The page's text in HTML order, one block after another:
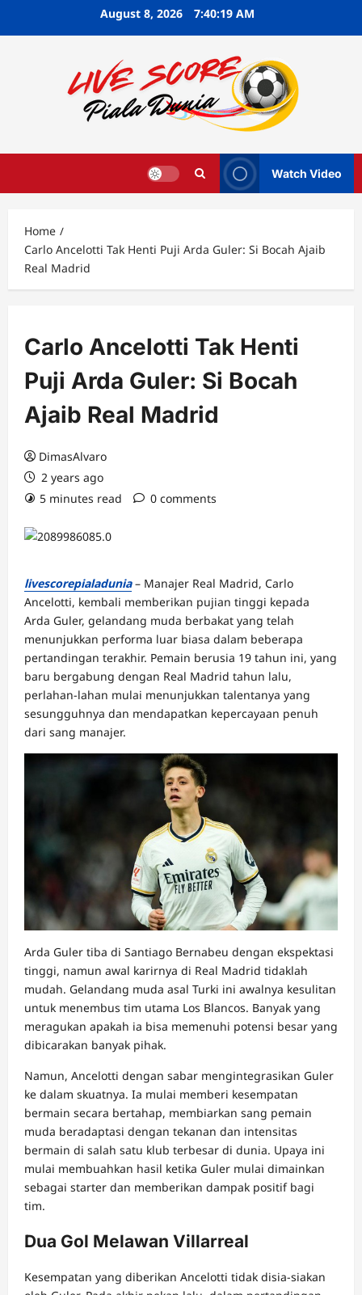
August 8, 2026 7:40:20 AM
Watch Video
Home
Carlo Ancelotti Tak Henti Puji Arda Guler: Si Bocah Ajaib
Real Madrid
Carlo Ancelotti Tak Henti
Puji Arda Guler: Si Bocah
Ajaib Real Madrid
DimasAlvaro
2 years ago
5 minutes read
0 comments
livescorepialadunia– Manajer Real Madrid, Carlo
Ancelotti, kembali memberikan pujian tinggi kepada
Arda Guler, gelandang muda berbakat yang telah
menunjukkan performa luar biasa dalam beberapa
pertandingan terakhir. Pemain berusia 19 tahun ini, yang
baru bergabung dengan Real Madrid tahun lalu,
perlahan-lahan mulai menunjukkan talentanya yang
sesungguhnya dan mendapatkan kepercayaan penuh
dari sang manajer.
Arda Guler tiba di Santiago Bernabeu dengan ekspektasi
tinggi, namun awal karirnya di Real Madrid tidaklah
mudah. Gelandang muda asal Turki ini awalnya kesulitan
untuk menembus tim utama Los Blancos. Banyak yang
meragukan apakah ia bisa memenuhi potensi besar yang
dibicarakan banyak pihak.
Namun, Ancelotti dengan sabar mengintegrasikan Guler
ke dalam skuatnya. Ia mulai memberi kesempatan
bermain secara bertahap, membiarkan sang pemain
muda beradaptasi dengan tekanan dan intensitas
bermain di salah satu klub terbesar di dunia. Upaya ini
mulai membuahkan hasil ketika Guler mulai dimainkan
sebagai starter dan memberikan dampak positif bagi
tim.
Dua Gol Melawan Villarreal
Kesempatan yang diberikan Ancelotti tidak disia-siakan